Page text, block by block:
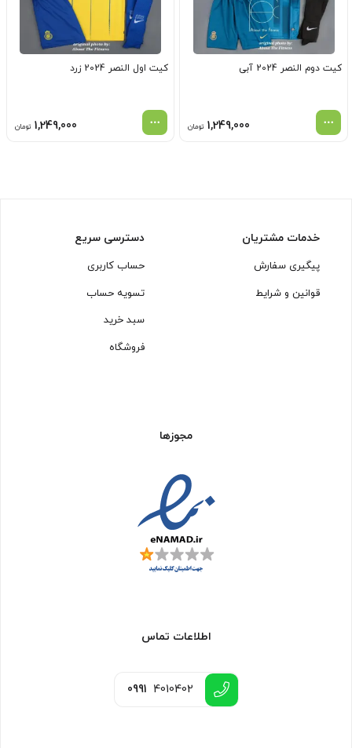
کیت دوم النصر 2024 آبی
1,249,000 تومان
کیت اول النصر 2024 زرد
1,249,000 تومان
خدمات مشتریان
پیگیری سفارش
قوانین و شرایط
دسترسی سریع
حساب کاربری
تسویه حساب
سبد خرید
فروشگاه
مجوزها
اطلاعات تماس
0991 4010402